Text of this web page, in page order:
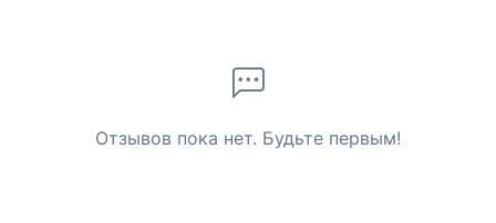
Отзывов пока нет. Будьте первым!